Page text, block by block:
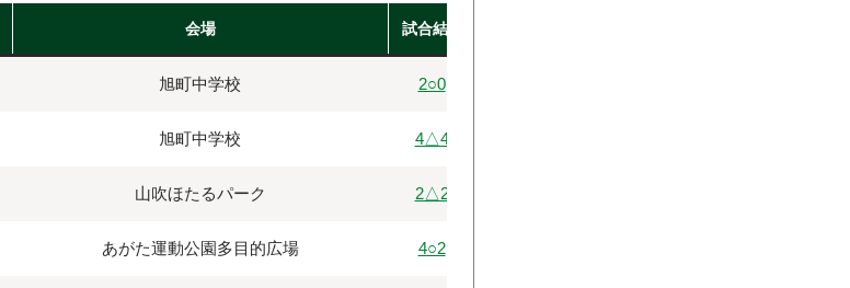
会場 試合結果
旭町中学校 2○0
旭町中学校 4△4
山吹ほたるパーク 2△2
あがた運動公園多目的広場 4○2